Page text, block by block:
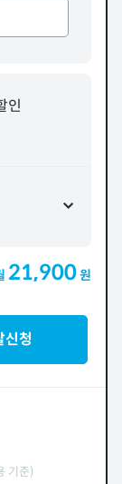
인
21,900원
신청
기준)